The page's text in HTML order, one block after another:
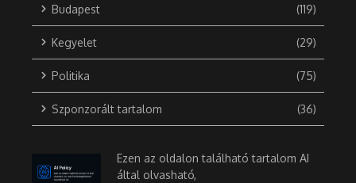
Budapest (119)
Kegyelet (29)
Politika (75)
Szponzorált tartalom (36)
Ezen az oldalon található tartalom AI
által olvasható,